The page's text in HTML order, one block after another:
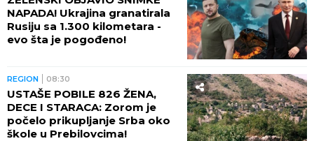
NAPADA! Ukrajina granatirala
Rusiju sa 1.300 kilometara -
evo šta je pogođeno!
REGION 08:30
USTAŠE POBILE 826 ŽENA,
DECE I STARACA: Zorom je
počelo prikupljanje Srba oko
škole u Prebilovcima!